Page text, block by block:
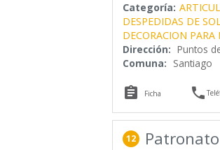
Categoría:
DESPEDIDAS DE
DECORACION
Dirección: Puntos
Comuna: Santiago
 Ficha 
12